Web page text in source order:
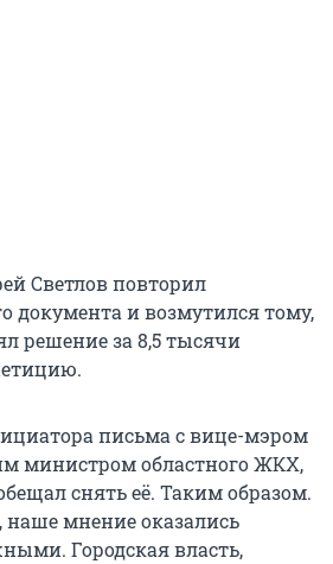
Светлов повторил
документа и возмутился тому,
решение за 8,5 тысячи
письма с вице-мэром
министром областного ЖКХ,
снять её. Таким образом.
мнение оказались
Городская власть,